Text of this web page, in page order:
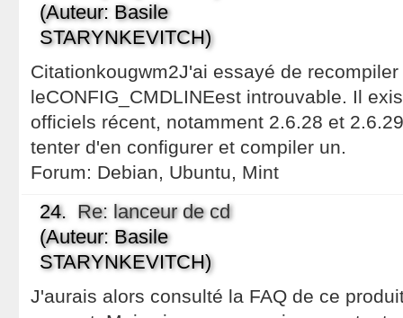
(Auteur: Basile
STARYNKEVITCH)
Citationkougwm2J'ai essayé de
leCONFIG_CMDLINEest introuvable. Il
officiels récent, notamment 2.6.28 et
tenter d'en configurer et compiler un.
Forum: Debian, Ubuntu, Mint
24. Re: lanceur de cd
(Auteur: Basile
STARYNKEVITCH)
J'aurais alors consulté la FAQ de ce